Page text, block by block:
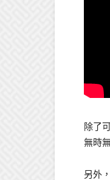
除了
無時
另外